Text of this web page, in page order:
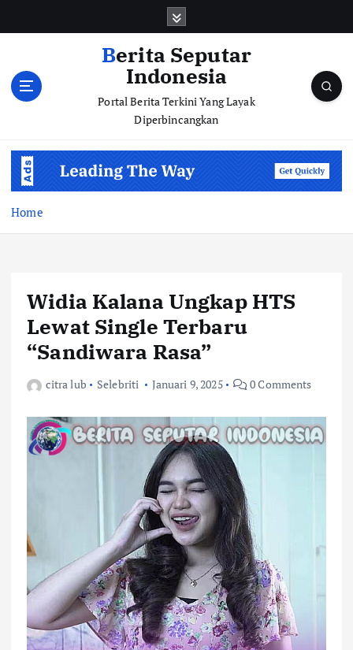
Berita Seputar
Indonesia
Portal Berita Terkini Yang Layak
Diperbincangkan
Home
Widia Kalana Ungkap HTS
Lewat Single Terbaru
“Sandiwara Rasa”
citra lub Selebriti Januari 9, 2025 0 Comments